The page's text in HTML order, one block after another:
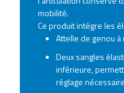
mobilité.
Ce produit intègre les
Attelle de genou
Deux sangles
inférieure,
réglage